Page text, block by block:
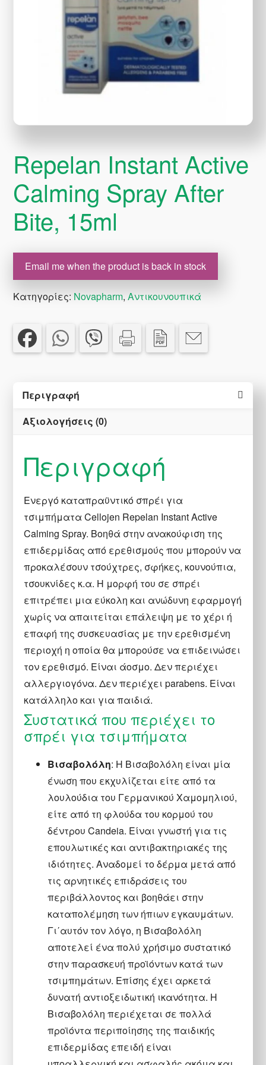
Repelan Instant Active
Calming Spray After
Bite, 15ml
Email me when the product is back in stock
Κατηγορίες: Novapharm,Αντικουνουπικά
Περιγραφή
Αξιολογήσεις (0)
Περιγραφή
Ενεργό καταπραϋντικό σπρέι για
τσιμπήματα Cellojen Repelan Instant Active
Calming Spray. Βοηθά στην ανακούφιση της
επιδερμίδας από ερεθισμούς που μπορούν να
προκαλέσουν τσούχτρες, σφήκες, κουνούπια,
τσουκνίδες κ.α. Η μορφή του σε σπρέι
επιτρέπει μια εύκολη και ανώδυνη εφαρμογή
χωρίς να απαιτείται επάλειψη με το χέρι ή
επαφή της συσκευασίας με την ερεθισμένη
περιοχή η οποία θα μπορούσε να επιδεινώσει
τον ερεθισμό. Είναι άοσμο. Δεν περιέχει
αλλεργιογόνα. Δεν περιέχει parabens. Eίναι
κατάλληλo και για παιδιά.
Συστατικά που περιέχει το
σπρέι για τσιμπήματα
Βισαβολόλη: Η Βισαβολόλη είναι μία
ένωση που εκχυλίζεται είτε από τα
λουλούδια του Γερμανικού Χαμομηλιού,
είτε από τη φλούδα του κορμού του
δέντρου Candeia. Είναι γνωστή για τις
επουλωτικές και αντιβακτηριακές της
ιδιότητες. Αναδομεί το δέρμα μετά από
τις αρνητικές επιδράσεις του
περιβάλλοντος και βοηθάει στην
καταπολέμηση των ήπιων εγκαυμάτων.
Γι΄αυτόν τον λόγο, η Βισαβολόλη
αποτελεί ένα πολύ χρήσιμο συστατικό
στην παρασκευή προϊόντων κατά των
τσιμπημάτων. Επίσης έχει αρκετά
δυνατή αντιοξειδωτική ικανότητα. Η
Βισαβολόλη περιέχεται σε πολλά
προϊόντα περιποίησης της παιδικής
επιδερμίδας επειδή είναι